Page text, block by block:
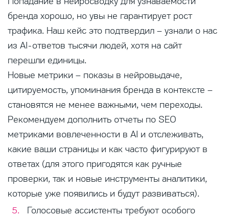
бренда хорошо, но увы не гарантирует рост
трафика. Наш кейс это подтвердил – узнали о нас
из AI-ответов тысячи людей, хотя на сайт
перешли единицы.
Новые метрики – показы в нейровыдаче,
цитируемость, упоминания бренда в контексте –
становятся не менее важными, чем переходы.
Рекомендуем дополнить отчеты по SEO
метриками вовлеченности в AI и отслеживать,
какие ваши страницы и как часто фигурируют в
ответах (для этого пригодятся как ручные
проверки, так и новые инструменты аналитики,
которые уже появились и будут развиваться).
Голосовые ассистенты требуют особого